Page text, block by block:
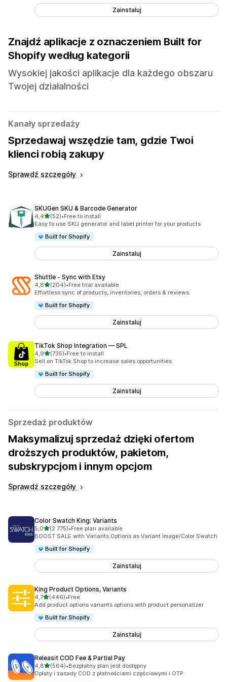
Zainstaluj
Znajdź aplikacje z oznaczeniem Built for
Shopify według kategorii
Wysokiej jakości aplikacje dla każdego obszaru
Twojej działalności
Kanały sprzedaży
Sprzedawaj wszędzie tam, gdzie Twoi
klienci robią zakupy
Sprawdź szczegóły
SKUGen SKU & Barcode Generator
4,4na 5 gwiazdek
(52)
Łączna liczba recenzji: 52
•Free to install
Easy to use SKU generator and label printer for your products
Built for Shopify
Zainstaluj
Shuttle ‑ Sync with Etsy
4,8na 5 gwiazdek
(204)
Łączna liczba recenzji: 204
•Free trial available
Effortless sync of products, inventories, orders & reviews
Built for Shopify
Zainstaluj
TikTok Shop Integration — SPL
4,9na 5 gwiazdek
(735)
Łączna liczba recenzji: 735
•Free to install
Sell on TikTok Shop to increase sales opportunities
Built for Shopify
Zainstaluj
Sprzedaż produktów
Maksymalizuj sprzedaż dzięki ofertom
droższych produktów, pakietom,
subskrypcjom i innym opcjom
Sprawdź szczegóły
Color Swatch King: Variants
5,0na 5 gwiazdek
(2 775)
Łączna liczba recenzji: 2775
•Free plan available
BOOST SALE with Variants Options as Variant Image/Color Swatch
Built for Shopify
Zainstaluj
King Product Options, Variants
4,7na 5 gwiazdek
(446)
Łączna liczba recenzji: 446
•Free
Add product options variants options with product personalizer
Built for Shopify
Zainstaluj
Releasit COD Fee & Partial Pay
4,8na 5 gwiazdek
(564)
Łączna liczba recenzji: 564
•Bezpłatny plan jest dostępny
Opłaty i zasady COD z płatnościami częściowymi i OTP